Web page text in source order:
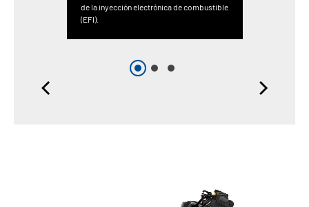
de la inyección electrónica de combustible
(EFI).